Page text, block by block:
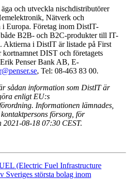
och utveckla nischdistributörer
Nätverk och
Europa. Företag inom DistIT-
B2B- och B2C-produkter till IT-
Aktierna i DistIT är listade på First
kortnamnet DIST och företagets
Penser Bank AB, E-
, Tel: 08-463 83 00.
sådan information som DistIT är
enligt EU:s
Informationen lämnades,
försorg, för
2021-08-18 07:30 CEST.
(Electric Fuel Infrastructure
Sveriges största bolag inom